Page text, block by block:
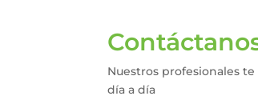
Nuestros profesionales
día a día